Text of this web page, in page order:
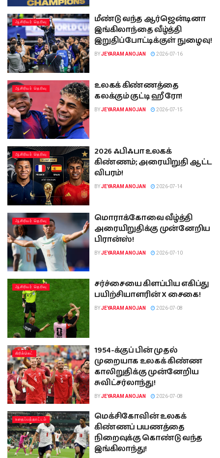
ஆசிரியர் தெரிவு
மீண்டு வந்த ஆர்ஜென்டினா
இங்கிலாந்தை வீழ்த்தி
இறுதிப்போட்டிக்குள் நுழைவு!
BYJEYARAM ANOJAN 2026-07-16
ஆசிரியர் தெரிவு
உலகக் கிண்ணத்தை
கலக்கும் குட்டி ஹீரோ!
BYJEYARAM ANOJAN 2026-07-15
ஆசிரியர் தெரிவு
2026 ஃபிஃபா உலகக்
கிண்ணம்; அரையிறுதி ஆட்ட
விபரம்!
BYJEYARAM ANOJAN 2026-07-14
ஆசிரியர் தெரிவு
மொராக்கோவை வீழ்த்தி
அரையிறுதிக்கு முன்னேறிய
பிரான்ஸ்!
BYJEYARAM ANOJAN 2026-07-10
ஆசிரியர் தெரிவு
சர்ச்சையை கிளப்பிய எகிப்து
பயிற்சியாளரின் X சைகை!
BYJEYARAM ANOJAN 2026-07-08
கிரிக்கெட்
1954-க்குப் பின் முதல்
முறையாக உலகக் கிண்ண
காலிறுதிக்கு முன்னேறிய
சுவிட்சர்லாந்து!
BYJEYARAM ANOJAN 2026-07-08
உதைப்பந்தாட்டம்
மெக்சிகோவின் உலகக்
கிண்ணப் பயணத்தை
நிறைவுக்கு கொண்டு வந்த
இங்கிலாந்து!